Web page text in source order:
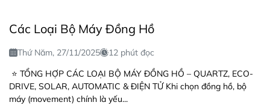
Các Loại Bộ Máy Đồng Hồ
Thứ Năm, 27/11/2025
12 phút đọc
⭐ TỔNG HỢP CÁC LOẠI BỘ MÁY ĐỒNG HỒ – QUARTZ, ECO-
DRIVE, SOLAR, AUTOMATIC & ĐIỆN TỬ Khi chọn đồng hồ, bộ
máy (movement) chính là yếu...